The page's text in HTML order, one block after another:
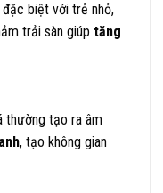
biệt với trẻ nhỏ,
trải sàn giúp tăng
thường tạo ra âm
, tạo không gian